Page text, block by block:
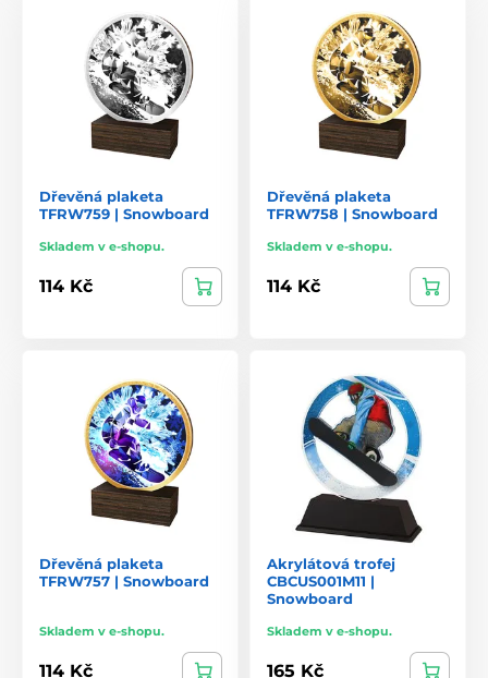
Dřevěná plaketa
TFRW759 | Snowboard
Skladem v e-shopu.
114 Kč
Dřevěná plaketa
TFRW758 | Snowboard
Skladem v e-shopu.
114 Kč
Dřevěná plaketa
TFRW757 | Snowboard
Skladem v e-shopu.
114 Kč
Akrylátová trofej
CBCUS001M11 |
Snowboard
Skladem v e-shopu.
165 Kč